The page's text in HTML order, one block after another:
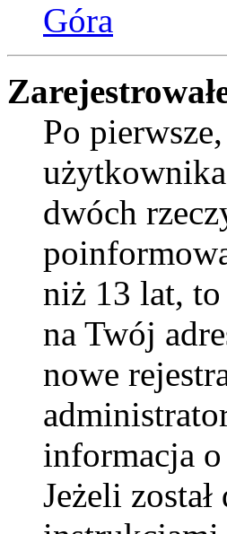
Góra
Po
użytkownika
dwóch
niż 13 lat, to
na Twój
nowe
informacja
Jeżeli